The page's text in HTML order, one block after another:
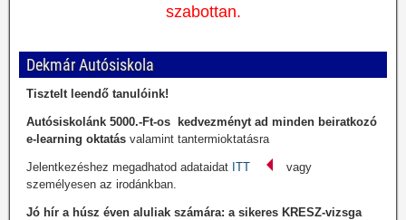
szabottan.
Dekmár Autósiskola
Tisztelt leendő tanulóink!
Autósiskolánk 5000.-Ft-os kedvezményt ad minden beiratkozó
e-learning oktatás valamint tantermioktatásra
Jelentkezéshez megadhatod adataidat ITT
vagy
személyesen az irodánkban.
Jó hír a húsz éven aluliak számára: a sikeres KRESZ-vizsga